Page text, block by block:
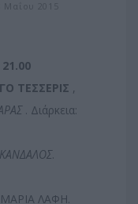
Μαΐου 2015
ΤΕΣΣΕΡΙΣ ,
. Διάρκεια:
.
ΜΑΡΙΑ ΛΑΦΗ.